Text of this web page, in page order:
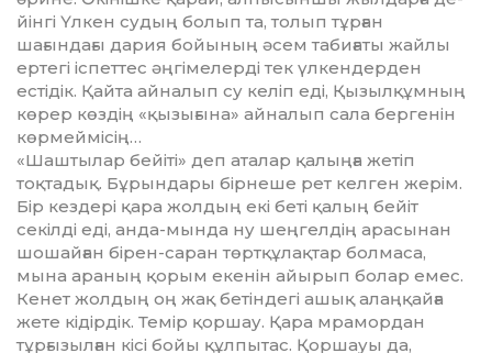
йін­гі Үлкен судың болып та, толып тұрған
шағындағы дария бойының әсем табиғаты жайлы
ертегі іспет­тес әңгімелерді тек үлкендер­ден
естідік. Қайта айналып су келіп еді, Қызылқұмның
көрер көздің «қызығына» айналып сала берге­нін
көрмеймісің…
«Шаштылар бейіті» деп аталар қалыңға жетіп
тоқтадық. Бұрын­дары бірнеше рет келген жерім.
Бір кездері қара жолдың екі беті қа­лың бейіт
секілді еді, анда-мын­да ну шеңгелдің арасынан
шошай­ған бірен-саран төртқұлақтар бол­маса,
мына араның қорым еке­нін айырып болар емес.
Кенет жол­дың оң жақ бетіндегі ашық алаң­қайға
жете кідірдік. Темір қор­шау. Қара мрамордан
тұрғы­зыл­ған кісі бойы құлпытас. Қор­шауы да,